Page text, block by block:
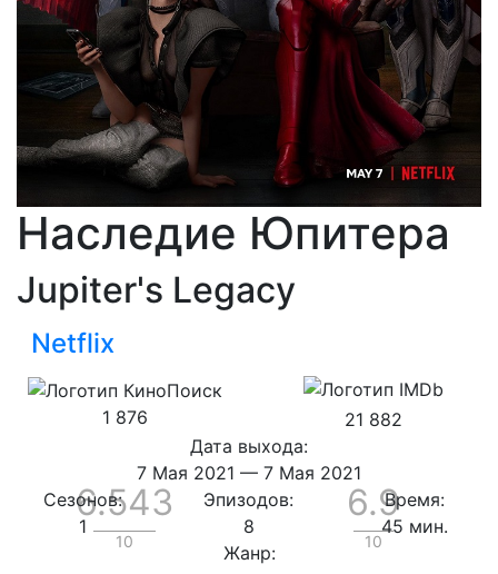
Наследие Юпитера
Jupiter's Legacy
Netflix
6.543
10
1 876
6.9
10
21 882
Дата выхода:
7 Мая 2021 — 7 Мая 2021
Сезонов:
1
Эпизодов:
8
Время:
45 мин.
Жанр: